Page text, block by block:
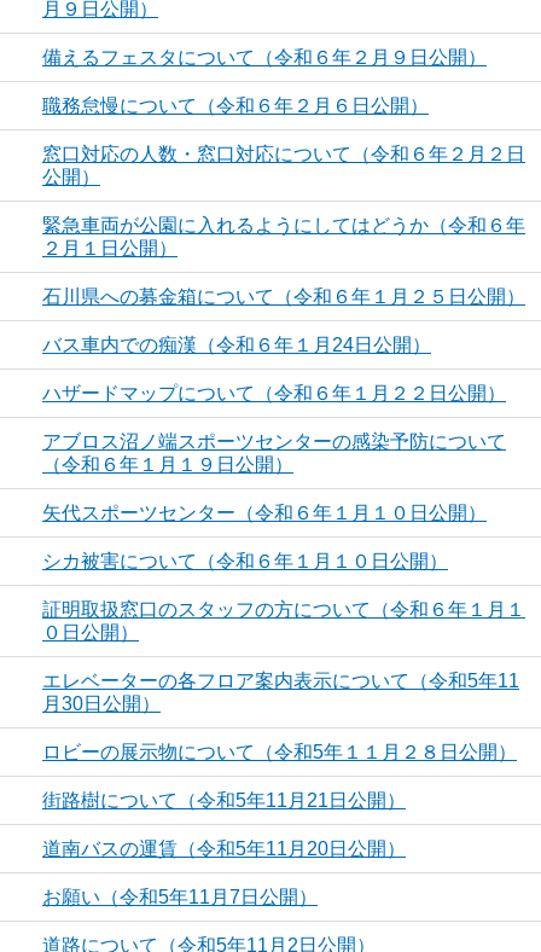
月９日公開）
備えるフェスタについて（令和６年２月９日公開）
職務怠慢について（令和６年２月６日公開）
窓口対応の人数・窓口対応について（令和６年２月２日
公開）
緊急車両が公園に入れるようにしてはどうか（令和６年
２月１日公開）
石川県への募金箱について（令和６年１月２５日公開）
バス車内での痴漢（令和６年１月24日公開）
ハザードマップについて（令和６年１月２２日公開）
アブロス沼ノ端スポーツセンターの感染予防について
（令和６年１月１９日公開）
矢代スポーツセンター（令和６年１月１０日公開）
シカ被害について（令和６年１月１０日公開）
証明取扱窓口のスタッフの方について（令和６年１月１
０日公開）
エレベーターの各フロア案内表示について（令和5年11
月30日公開）
ロビーの展示物について（令和5年１１月２８日公開）
街路樹について（令和5年11月21日公開）
道南バスの運賃（令和5年11月20日公開）
お願い（令和5年11月7日公開）
道路について（令和5年11月2日公開）